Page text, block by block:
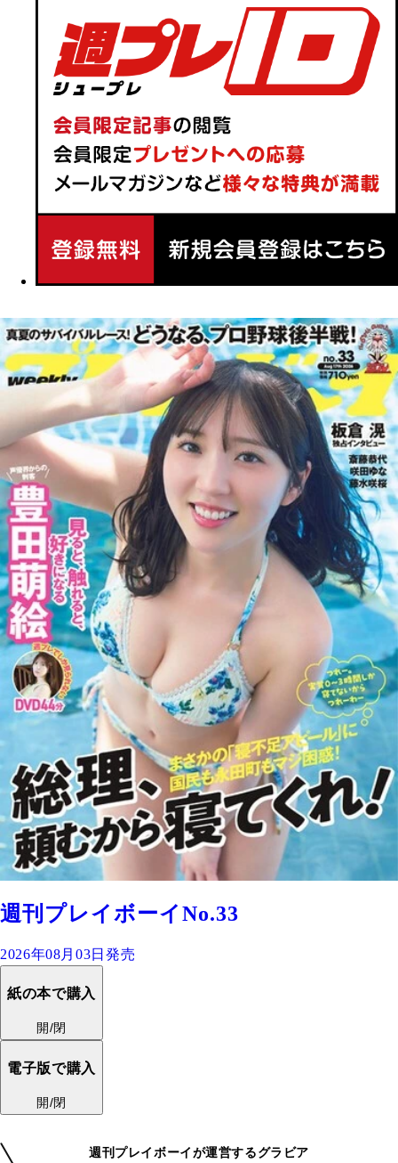
週刊プレイボーイNo.33
2026年08月03日発売
紙の本で購入
開/閉
電子版で購入
開/閉
週刊プレイボーイが運営するグラビア